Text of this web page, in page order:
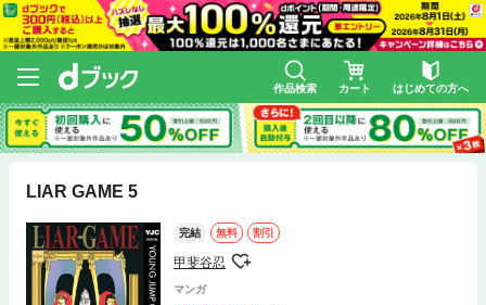
作品検索 カート はじめての方へ
LIAR GAME 5
完結 無料 割引
甲斐谷忍
マンガ